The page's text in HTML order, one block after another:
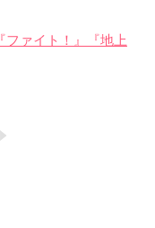
ファイト！』『地上